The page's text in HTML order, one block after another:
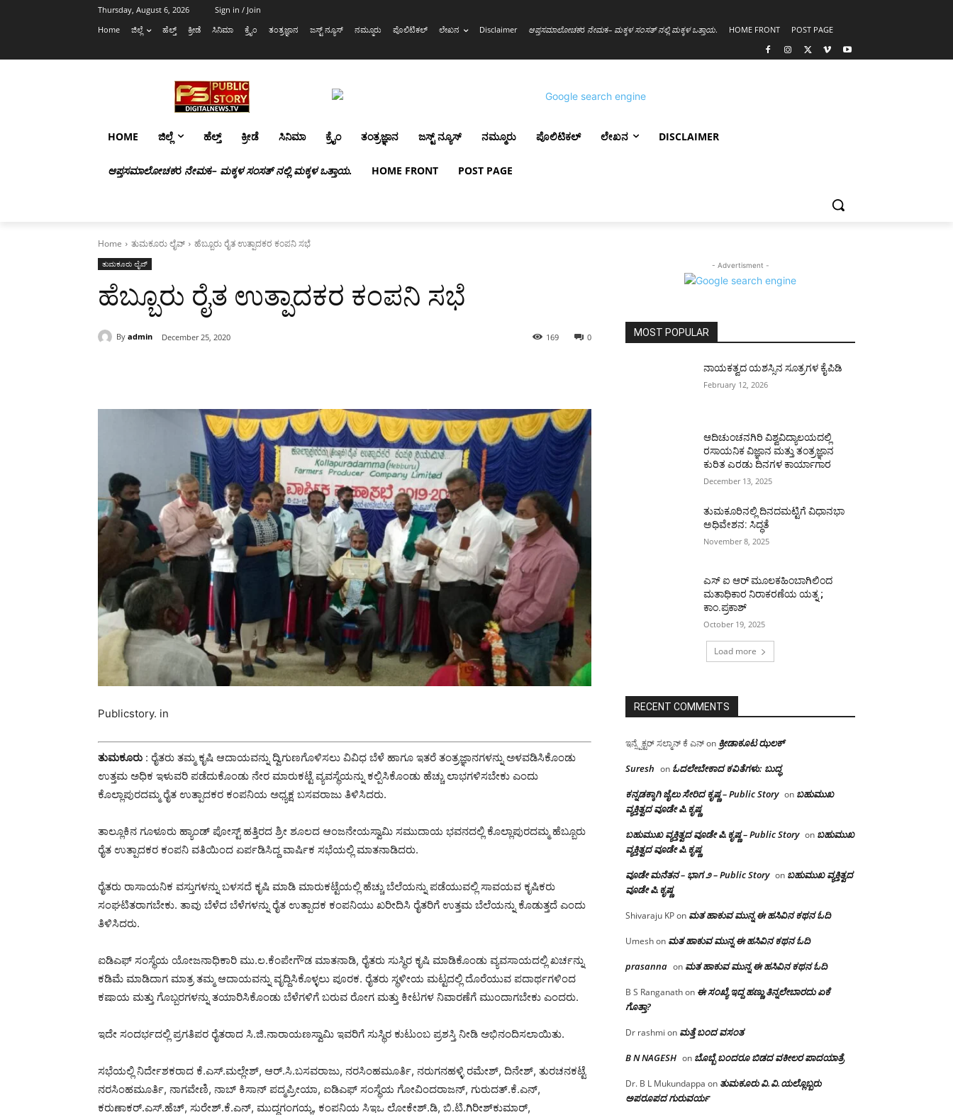
Thursday, August 6, 2026
Sign in / Join
Home
ಜಿಲ್ಲೆ ಹೆಲ್ತ್ ಕ್ರೀಡೆ ಸಿನಿಮಾ ಕ್ರೈಂ ತಂತ್ರಜ್ಞಾನ ಜಸ್ಟ್ ನ್ಯೂಸ್ ನಮ್ಮೂರು ಪೊಲಿಟಿಕಲ್ ಲೇಖನ Disclaimer ಆಪ್ತಸಮಾಲೋಚಕರ ನೇಮಕ– ಮಕ್ಕಳ ಸಂಸತ್ ನಲ್ಲಿ ಮಕ್ಕಳ ಒತ್ತಾಯ. HOME FRONT POST PAGE
HOME ಜಿಲ್ಲೆ ಹೆಲ್ತ್ ಕ್ರೀಡೆ ಸಿನಿಮಾ ಕ್ರೈಂ ತಂತ್ರಜ್ಞಾನ ಜಸ್ಟ್ ನ್ಯೂಸ್ ನಮ್ಮೂರು ಪೊಲಿಟಿಕಲ್ ಲೇಖನ DISCLAIMER
ಆಪ್ತಸಮಾಲೋಚಕರ ನೇಮಕ– ಮಕ್ಕಳ ಸಂಸತ್ ನಲ್ಲಿ ಮಕ್ಕಳ ಒತ್ತಾಯ. HOME FRONT POST PAGE
Home ತುಮಕೂರು ಲೈವ್ ಹೆಬ್ಬೂರು ರೈತ ಉತ್ಪಾದಕರ ಕಂಪನಿ ಸಭೆ
ತುಮಕೂರು ಲೈವ್
ಹೆಬ್ಬೂರು ರೈತ ಉತ್ಪಾದಕರ ಕಂಪನಿ ಸಭೆ
By admin December 25, 2020 0
169
Publicstory. in
ತುಮಕೂರು : ರೈತರು ತಮ್ಮ ಕೃಷಿ ಆದಾಯವನ್ನು ದ್ವಿಗುಣಗೊಳಿಸಲು ವಿವಿಧ ಬೆಳೆ ಹಾಗೂ ಇತರೆ ತಂತ್ರಜ್ಞಾನಗಳನ್ನು ಅಳವಡಿಸಿಕೊಂಡು
ಉತ್ತಮ ಅಧಿಕ ಇಳುವರಿ ಪಡೆದುಕೊಂಡು ನೇರ ಮಾರುಕಟ್ಟೆ ವ್ಯವಸ್ಥೆಯನ್ನು ಕಲ್ಪಿಸಿಕೊಂಡು ಹೆಚ್ಚು ಲಾಭಗಳಿಸಬೇಕು ಎಂದು
ಕೊಲ್ಲಾಪುರದಮ್ಮ ರೈತ ಉತ್ಪಾದಕರ ಕಂಪನಿಯ ಅಧ್ಯಕ್ಷ ಬಸವರಾಜು ತಿಳಿಸಿದರು.
ತಾಲ್ಲೂಕಿನ ಗೂಳೂರು ಹ್ಯಾಂಡ್ ಪೋಸ್ಟ್ ಹತ್ತಿರದ ಶ್ರೀ ಶೂಲದ ಆಂಜನೇಯಸ್ವಾಮಿ ಸಮುದಾಯ ಭವನದಲ್ಲಿ ಕೊಲ್ಲಾಪುರದಮ್ಮ ಹೆಬ್ಬೂರು
ರೈತ ಉತ್ಪಾದಕರ ಕಂಪನಿ ವತಿಯಿಂದ ಏರ್ಪಡಿಸಿದ್ದ ವಾರ್ಷಿಕ ಸಭೆಯಲ್ಲಿ ಮಾತನಾಡಿದರು.
ರೈತರು ರಾಸಾಯನಿಕ ವಸ್ತುಗಳನ್ನು ಬಳಸದೆ ಕೃಷಿ ಮಾಡಿ ಮಾರುಕಟ್ಟೆಯಲ್ಲಿ ಹೆಚ್ಚು ಬೆಲೆಯನ್ನು ಪಡೆಯುವಲ್ಲಿ ಸಾವಯವ ಕೃಷಿಕರು
ಸಂಘಟಿತರಾಗಬೇಕು. ತಾವು ಬೆಳೆದ ಬೆಳೆಗಳನ್ನು ರೈತ ಉತ್ಪಾದಕ ಕಂಪನಿಯು ಖರೀದಿಸಿ ರೈತರಿಗೆ ಉತ್ತಮ ಬೆಲೆಯನ್ನು ಕೊಡುತ್ತದೆ ಎಂದು
ತಿಳಿಸಿದರು.
ಐಡಿಎಫ್ ಸಂಸ್ಥೆಯ ಯೋಜನಾಧಿಕಾರಿ ಮು.ಲ.ಕೆಂಪೇಗೌಡ ಮಾತನಾಡಿ, ರೈತರು ಸುಸ್ಥಿರ ಕೃಷಿ ಮಾಡಿಕೊಂಡು ವ್ಯವಸಾಯದಲ್ಲಿ ಖರ್ಚನ್ನು
ಕಡಿಮೆ ಮಾಡಿದಾಗ ಮಾತ್ರ ತಮ್ಮ ಆದಾಯವನ್ನು ವೃದ್ದಿಸಿಕೊಳ್ಳಲು ಪೂರಕ. ರೈತರು ಸ್ಥಳೀಯ ಮಟ್ಟದಲ್ಲಿ ದೊರೆಯುವ ಪದಾರ್ಥಗಳಿಂದ
ಕಷಾಯ ಮತ್ತು ಗೊಬ್ಬರಗಳನ್ನು ತಯಾರಿಸಿಕೊಂಡು ಬೆಳೆಗಳಿಗೆ ಬರುವ ರೋಗ ಮತ್ತು ಕೀಟಗಳ ನಿವಾರಣೆಗೆ ಮುಂದಾಗಬೇಕು ಎಂದರು.
ಇದೇ ಸಂದರ್ಭದಲ್ಲಿ ಪ್ರಗತಿಪರ ರೈತರಾದ ಸಿ.ಜಿ.ನಾರಾಯಣಸ್ವಾಮಿ ಇವರಿಗೆ ಸುಸ್ಥಿರ ಕುಟುಂಬ ಪ್ರಶಸ್ತಿ ನೀಡಿ ಅಭಿನಂದಿಸಲಾಯಿತು.
ಸಭೆಯಲ್ಲಿ ನಿರ್ದೇಶಕರಾದ ಕೆ.ಎಸ್.ಮಲ್ಲೇಶ್, ಆರ್.ಸಿ.ಬಸವರಾಜು, ನರಸಿಂಹಮೂರ್ತಿ, ನರುಗನಹಳ್ಳಿ ರಮೇಶ್, ದಿನೇಶ್, ತುರಚನಕಟ್ಟೆ
ನರಸಿಂಹಮೂರ್ತಿ, ನಾಗವೇಣಿ, ನಾಬ್ ಕಿಸಾನ್‍ ಪದ್ಮಪ್ರೀಯಾ, ಐಡಿಎಫ್ ಸಂಸ್ಥೆಯ ಗೋವಿಂದರಾಜನ್, ಗುರುದತ್.ಕೆ.ಎನ್,
ಕರುಣಾಕರ್.ಎಸ್.ಹೆಚ್, ಸುರೇಶ್.ಕೆ.ಎನ್, ಮುದ್ದಗಂಗಯ್ಯ, ಕಂಪನಿಯ ಸಿಇಒ ಲೋಕೇಶ್.ಡಿ, ಬಿ.ಟಿ.ಗಿರೀಶ್‍ಕುಮಾರ್,
- Advertisment -
MOST POPULAR
ನಾಯಕತ್ವದ ಯಶಸ್ಸಿನ ಸೂತ್ರಗಳ ಕೈಪಿಡಿ
February 12, 2026
ಆದಿಚುಂಚನಗಿರಿ ವಿಶ್ವವಿದ್ಯಾಲಯದಲ್ಲಿ
ರಸಾಯನಿಕ ವಿಜ್ಞಾನ ಮತ್ತು ತಂತ್ರಜ್ಞಾನ
ಕುರಿತ ಎರಡು ದಿನಗಳ ಕಾರ್ಯಾಗಾರ
December 13, 2025
ತುಮಕೂರಿನಲ್ಲಿ ದಿನದಮಟ್ಟಿಗೆ ವಿಧಾನಭಾ
ಅಧಿವೇಶನ: ಸಿದ್ಧತೆ
November 8, 2025
ಎಸ್ ಐ ಆರ್ ಮೂಲಕಹಿಂಬಾಗಿಲಿಂದ
ಮತಾಧಿಕಾರ ನಿರಾಕರಣೆಯ ಯತ್ನ ;
ಕಾಂ.ಪ್ರಕಾಶ್
October 19, 2025
Load more
RECENT COMMENTS
ಇನ್ಸ್ಪೆಕ್ಟರ್ ಸಲ್ಮಾನ್ ಕೆ ಎನ್on ಕ್ರೀಡಾಕೂಟ ಝಲಕ್
Suresh on ಓದಲೇಬೇಕಾದ‌ ಕವಿತೆಗಳು: ಬುದ್ಧ
ಕನ್ನಡಕ್ಕಾಗಿ ಜೈಲು ಸೇರಿದ ಕೃಷ್ಣ – Public Story on ಬಹುಮುಖ
ವ್ಯಕ್ತಿತ್ವದ ವೂಡೇ ಪಿ.ಕೃಷ್ಣ
ಬಹುಮುಖ ವ್ಯಕ್ತಿತ್ವದ ವೂಡೇ ಪಿ.ಕೃಷ್ಣ – Public Story on ಬಹುಮುಖ
ವ್ಯಕ್ತಿತ್ವದ ವೂಡೇ ಪಿ.ಕೃಷ್ಣ
ವೂಡೇ ಮನೆತನ – ಭಾಗ ೨ – Public Story on ಬಹುಮುಖ ವ್ಯಕ್ತಿತ್ವದ
ವೂಡೇ ಪಿ.ಕೃಷ್ಣ
Shivaraju KPon ಮತ ಹಾಕುವ ಮುನ್ನ ಈ ಹಸಿವಿನ ಕಥನ ಓದಿ
Umeshon ಮತ ಹಾಕುವ ಮುನ್ನ ಈ ಹಸಿವಿನ ಕಥನ ಓದಿ
prasanna on ಮತ ಹಾಕುವ ಮುನ್ನ ಈ ಹಸಿವಿನ ಕಥನ ಓದಿ
B S Ranganathon ಈ ಸಂಖ್ಯೆ ಇದ್ದ ಹಣ್ಣು ತಿನ್ನಲೇಬಾರದು ಏಕೆ
ಗೊತ್ತಾ?
Dr rashmi on ಮತ್ತೆ ಬಂದ ವಸಂತ
B N NAGESH on ಬೊಬ್ಬೆ ಬಂದರೂ ಬಿಡದ ವಕೀಲರ ಪಾದಯಾತ್ರೆ
Dr. B L Mukundappa on ತುಮಕೂರು‌ ವಿ.ವಿ.ಯಲ್ಲೊಬ್ಬರು
ಅಪರೂಪದ ಗುರುವರ್ಯ